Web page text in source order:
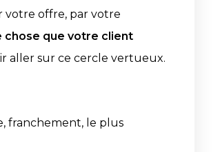
votre offre, par votre
chose que votre client
aller sur ce cercle vertueux.
franchement, le plus